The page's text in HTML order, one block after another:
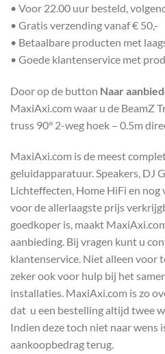
• Voor 22.00 uur besteld,
• Gratis verzending vanaf € 50,-
• Betaalbare producten met
• Goede klantenservice met
Door op de button Naar
MaxiAxi.com waar u de BeamZ
truss 90° 2-weg hoek – 0.5m
MaxiAxi.com is de meest
geluidapparatuur. Speakers, DJ
Lichteffecten, Home HiFi en nog
voor de allerlaagste prijs
goedkoper is, maakt
aanbieding. Bij vragen kunt u
klantenservice. Niet alleen voor
zeker ook voor hulp bij het
installaties. MaxiAxi.com is zo
dat u een bestelling altijd twee
Indien deze toch niet naar wens
aankoopbedrag terug.